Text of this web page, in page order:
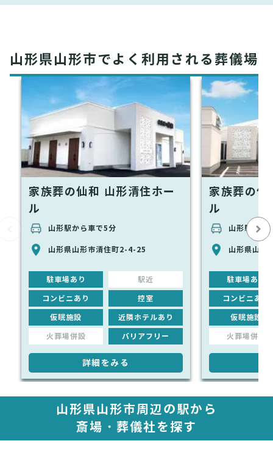
山形県山形市でよく利用される葬儀場
家族葬の仙和 山形清住ホー
ル
山形駅から車で5分
山形県山形市清住町2-4-25
駐車場あり 駅近
コンビニあり 控室
仮眠施設 近隣ホテルあり
火葬場併設 バリアフリー
詳細をみる
家族葬の仙
ル
山形駅から
山形県山形
駐車場あり
コンビニあり
仮眠施設
火葬場併設
山形県山形市周辺の駅から
斎場・葬儀社を探す